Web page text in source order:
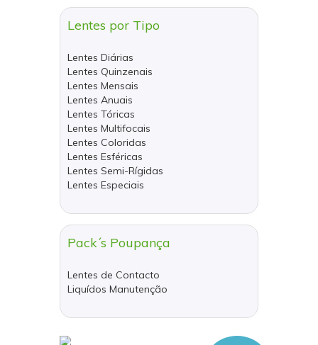
Lentes por Tipo
Lentes Diárias
Lentes Quinzenais
Lentes Mensais
Lentes Anuais
Lentes Tóricas
Lentes Multifocais
Lentes Coloridas
Lentes Esféricas
Lentes Semi-Rígidas
Lentes Especiais
Pack´s Poupança
Lentes de Contacto
Liquídos Manutenção